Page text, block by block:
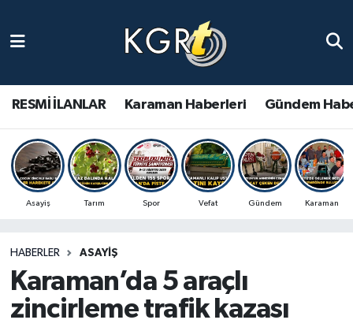
RESMİ İLANLAR Karaman Haberleri Gündem
Asayiş Tarım Spor Vefat Gündem Karaman
HABERLER ASAYIŞ
Karaman’da 5 araçlı
zincirleme trafik kazası
Gündem Haberleri
Güncel Haberler
Spor Haberleri
Ulusal Haberler
Vefat Edenler